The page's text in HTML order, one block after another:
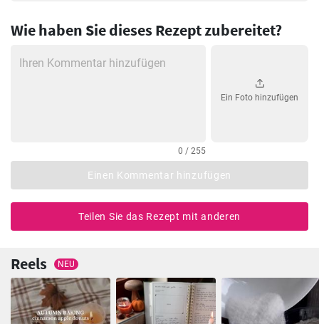
Wie haben Sie dieses Rezept zubereitet?
0 / 255
Ein Foto hinzufügen
Einen Kommentar hinzufügen
Teilen Sie das Rezept mit anderen
Reels NEU